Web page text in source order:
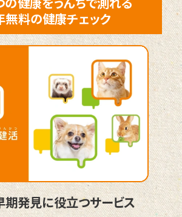
の健康をうんちで測れる
無料の健康チェック
期発見に役立つサービス